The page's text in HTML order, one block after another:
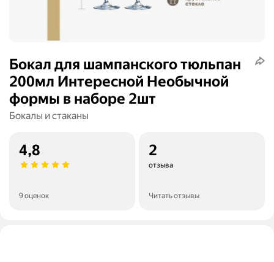
Бокал для шампанского тюльпан
200мл Интересной Необычной
формы в наборе 2шт
Бокалы и стаканы
4,8
9 оценок
2
отзыва
Читать отзывы